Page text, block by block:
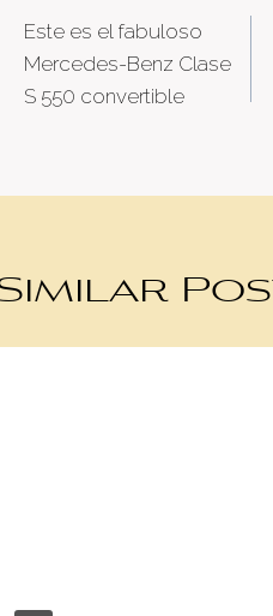
Este es el fabuloso
Mercedes-Benz Clase
S 550 convertible